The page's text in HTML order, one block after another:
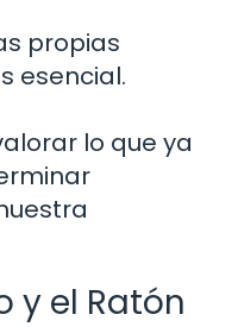
propias
esencial.
lo que ya
y el Ratón